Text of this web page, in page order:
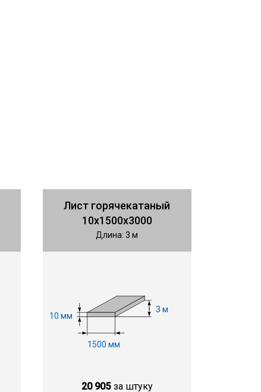
Лист горячекатаный
10х1500х3000
Длина: 3 м
10 мм
3 м
1500 мм
20 905 за штуку